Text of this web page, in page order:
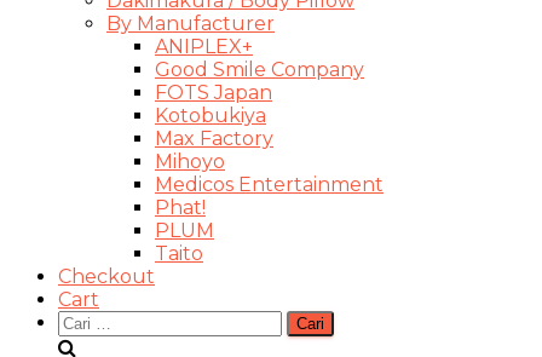
By Manufacturer
ANIPLEX+
Good Smile Company
FOTS Japan
Kotobukiya
Max Factory
Mihoyo
Medicos Entertainment
Phat!
PLUM
Taito
Checkout
Cart
Cari
untuk: